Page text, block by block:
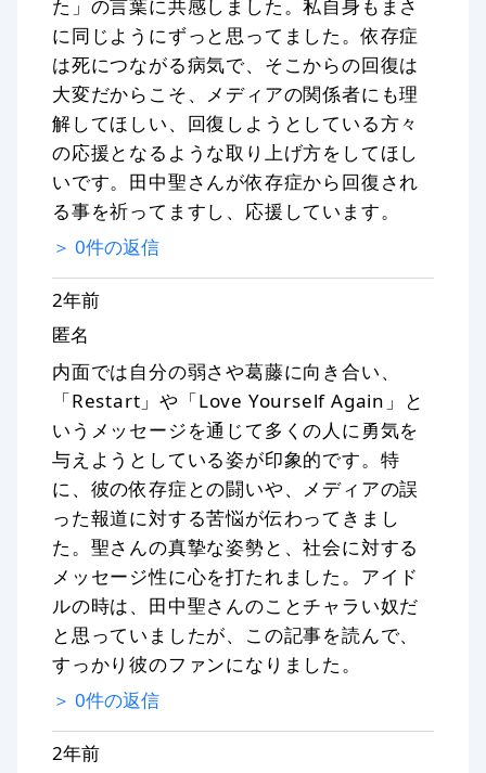
た」の言葉に共感しました。私自身もまさ
に同じようにずっと思ってました。依存症
は死につながる病気で、そこからの回復は
大変だからこそ、メディアの関係者にも理
解してほしい、回復しようとしている方々
の応援となるような取り上げ方をしてほし
いです。田中聖さんが依存症から回復され
る事を祈ってますし、応援しています。
＞ 0件の返信
2年前
匿名
内面では自分の弱さや葛藤に向き合い、
「Restart」や「Love Yourself Again」と
いうメッセージを通じて多くの人に勇気を
与えようとしている姿が印象的です。特
に、彼の依存症との闘いや、メディアの誤
った報道に対する苦悩が伝わってきまし
た。聖さんの真摯な姿勢と、社会に対する
メッセージ性に心を打たれました。アイド
ルの時は、田中聖さんのことチャラい奴だ
と思っていましたが、この記事を読んで、
すっかり彼のファンになりました。
＞ 0件の返信
2年前